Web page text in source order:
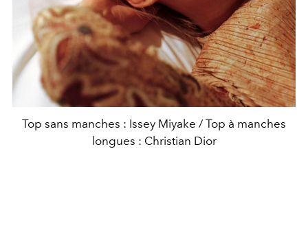
Top sans manches : Issey Miyake / Top à manches
longues : Christian Dior